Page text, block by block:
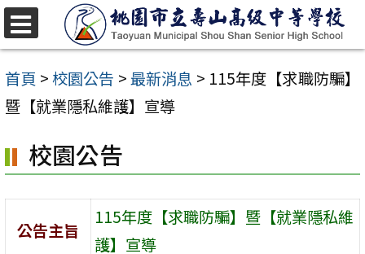
跳
至
主
要
容
區
首頁 >校園公告 >最新消息 > 115年度【求職防騙】
暨【就業隱私維護】宣導
校園公告
公告主旨
115年度【求職防騙】暨【就業隱私維
護】宣導
選
單